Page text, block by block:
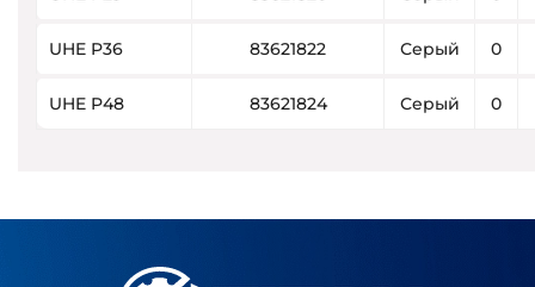
UHE P36 83621822 Серый 0
UHE P48 83621824 Серый 0